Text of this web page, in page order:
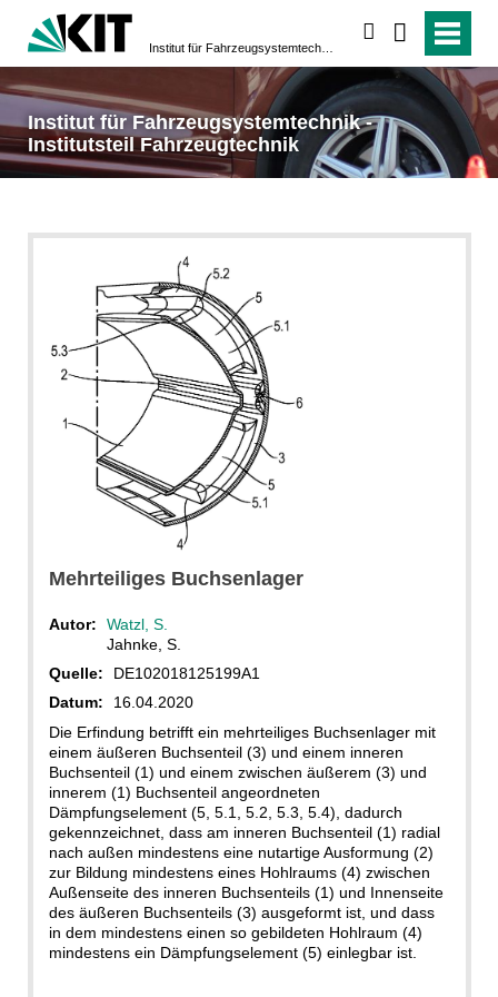
Institut für Fahrzeugsystemtechnik -
Institutsteil Fahrzeugtechnik
Mehrteiliges Buchsenlager
Autor:
Watzl, S.
Jahnke, S.
Quelle:
DE102018125199A1
Datum:
16.04.2020
Die Erfindung betrifft ein mehrteiliges Buchsenlager mit
einem äußeren Buchsenteil (3) und einem inneren
Buchsenteil (1) und einem zwischen äußerem (3) und
innerem (1) Buchsenteil angeordneten
Dämpfungselement (5, 5.1, 5.2, 5.3, 5.4), dadurch
gekennzeichnet, dass am inneren Buchsenteil (1) radial
nach außen mindestens eine nutartige Ausformung (2)
zur Bildung mindestens eines Hohlraums (4) zwischen
Außenseite des inneren Buchsenteils (1) und Innenseite
des äußeren Buchsenteils (3) ausgeformt ist, und dass
in dem mindestens einen so gebildeten Hohlraum (4)
mindestens ein Dämpfungselement (5) einlegbar ist.